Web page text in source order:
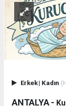
Erkek| Kadın
ANTALYA - ​